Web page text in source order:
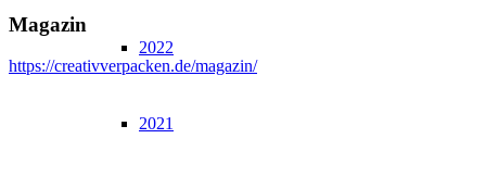
2022
2021
Magazin
https://creativverpacken.de/magazin/